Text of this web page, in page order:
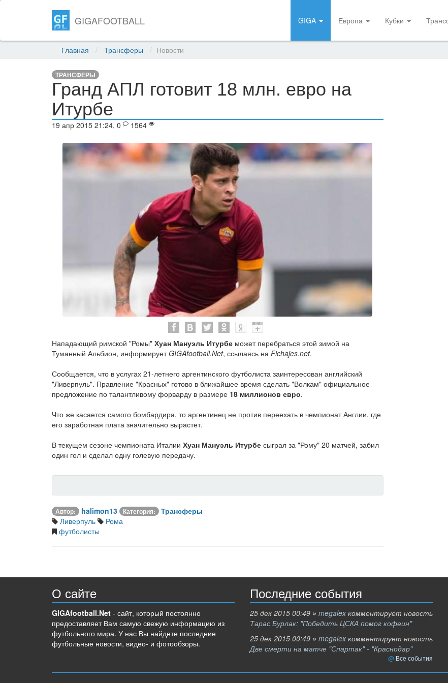
GIGAFOOTBALL GIGA Европа Кубки
Главная Трансферы Новости
ТРАНСФЕРЫ
Гранд АПЛ готовит 18 млн. евро на
Итурбе
19 апр 2015 21:24, 0 1564
Нападающий римской "Ромы" Хуан Мануэль Итурбе может перебраться этой зимой на
Туманный Альбион, информируетGIGAfootball.Net, ссылаясь на Fichajes.net.
Сообщается, что в услугах 21-летнего аргентинского футболиста заинтересован английский
"Ливерпуль". Правление "Красных" готово в ближайшее время сделать "Волкам" официальное
предложение по талантливому форварду в размере 18 миллионов евро.
Что же касается самого бомбардира, то аргентинец не против переехать в чемпионат Англии, где
его заработная плата значительно вырастет.
В текущем сезоне чемпионата Италии Хуан Мануэль Итурбе сыграл за "Рому" 20 матчей, забил
один гол и сделал одну голевую передачу.
Автор: halimon13 Категория:
Трансферы
Ливерпуль
Рома
футболисты
О сайте
GIGAfootball.Net - сайт, который постоянно
предоставляет Вам самую свежую информацию из
футбольного мира. У нас Вы найдете последние
футбольные новости, видео- и фотообзоры.
Последние события
25 дек 2015 00:49 » megalex комментирует новость
Тарас Бурлак: "Победить ЦСКА помог кофеин"
25 дек 2015 00:49 » megalex комментирует новость
Две смерти на матче "Спартак" - "Краснодар"
Все события